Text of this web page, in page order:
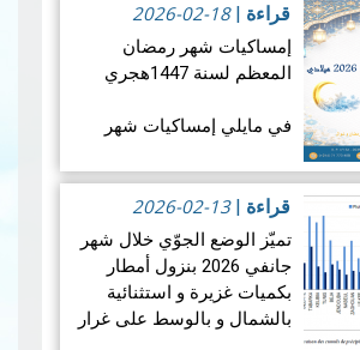
درجة مئوية. ويضع هذالمعدل
شهرجوان… قراءة المزيد
قراءة |
2026-02-18
إمساكيات شهر رمضان
المعظم لسنة 1447هجري
في مايلي إمساكيات شهر
هجري و شملت الإمساكيات
العديد من المدن التونسية
والمناطق المنعزلة جغرافيا.
قراءة |
2026-02-13
تميّز الوضع الجوّي خلال شهر
جانفي 2026 بنزول أمطار
بكميات غزيرة و استثنائية
بالشمال و بالوسط على غرار